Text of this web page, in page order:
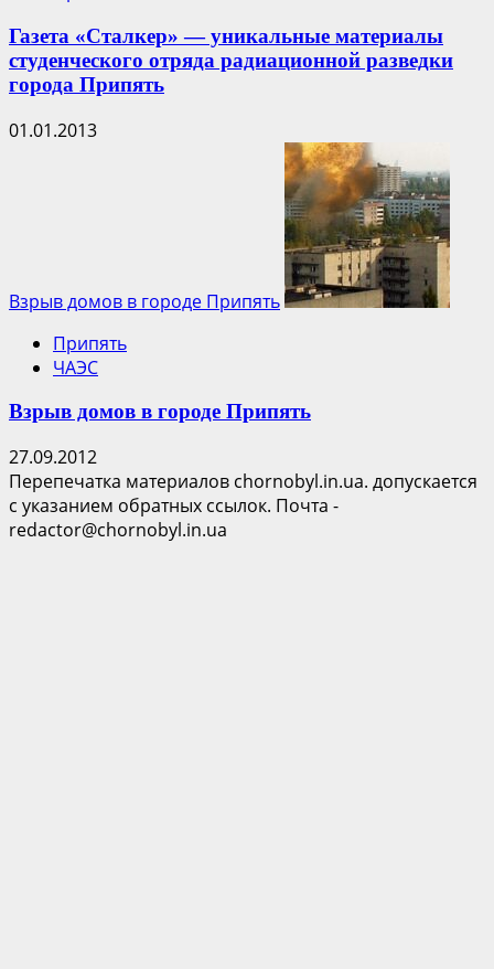
Газета «Сталкер» — уникальные материалы
студенческого отряда радиационной разведки
города Припять
01.01.2013
Взрыв домов в городе Припять
Припять
ЧАЭС
Взрыв домов в городе Припять
27.09.2012
Перепечатка материалов chornobyl.in.ua. допускается
с указанием обратных ссылок. Почта -
redactor@chornobyl.in.ua